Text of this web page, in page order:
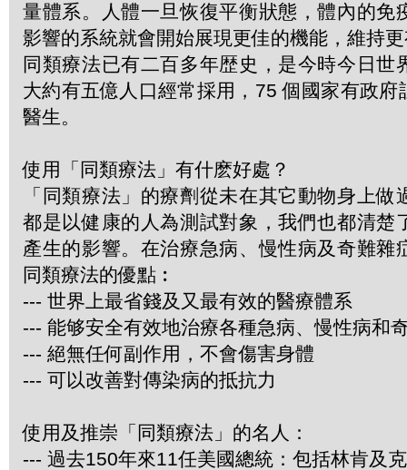
量體系。人體一旦恢復平衡狀態，體內的免
影響的系統就會開始展現更佳的機能，維持
同類療法已有二百多年歴史，是今時今日世
大約有五億人口經常採用，75 個國家有政府
醫生。
使用「同類療法」有什麽好處？
「同類療法」的療劑從未在其它動物身上做
都是以健康的人為測試對象，我們也都清楚
產生的影響。在治療急病、慢性病及奇難雜
同類療法的優點︰
--- 世界上最省錢及又最有效的醫療體系
--- 能够安全有效地治療各種急病、慢性病和
--- 絕無任何副作用，不會傷害身體
--- 可以改善對傳染病的抵抗力
使用及推崇「同類療法」的名人：
--- 過去150年來11任美國總統：包括林肯及